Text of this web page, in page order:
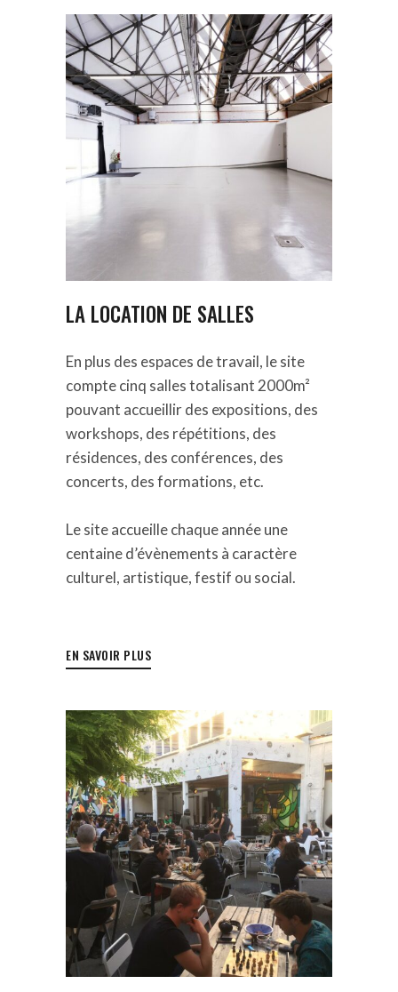
LA LOCATION DE SALLES
En plus des espaces de travail, le site
compte cinq salles totalisant 2000m²
pouvant accueillir des expositions, des
workshops, des répétitions, des
résidences, des conférences, des
concerts, des formations, etc.
Le site accueille chaque année une
centaine d’évènements à caractère
culturel, artistique, festif ou social.
EN SAVOIR PLUS